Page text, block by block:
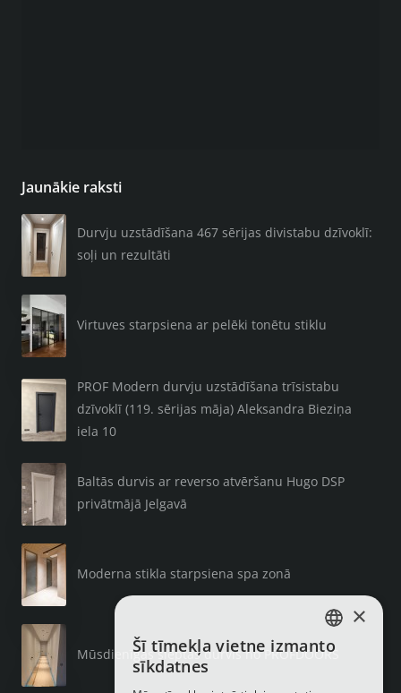
Jaunākie raksti
Durvju uzstādīšana 467 sērijas divistabu dzīvoklī:
soļi un rezultāti
Virtuves starpsiena ar pelēki tonētu stiklu
PROF Modern durvju uzstādīšana trīsistabu
dzīvoklī (119. sērijas māja) Aleksandra Bieziņa
iela 10
Baltās durvis ar reverso atvēršanu Hugo DSP
privātmājā Jelgavā
Moderna stikla starpsiena spa zonā
Mūsdienīgas slēptās durvis no PROFDOORSLATVIAN
×
Šī tīmekļa vietne izmanto
sīkdatnes